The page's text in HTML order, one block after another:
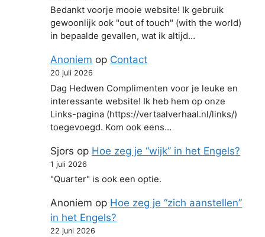
Bedankt voorje mooie website! Ik gebruik
gewoonlijk ook "out of touch" (with the world)
in bepaalde gevallen, wat ik altijd…
Anoniem op Contact
20 juli 2026
Dag Hedwen Complimenten voor je leuke en
interessante website! Ik heb hem op onze
Links-pagina (https://vertaalverhaal.nl/links/)
toegevoegd. Kom ook eens…
Sjors op Hoe zeg je “wijk” in het Engels?
1 juli 2026
"Quarter" is ook een optie.
Anoniem op Hoe zeg je “zich aanstellen”
in het Engels?
22 juni 2026